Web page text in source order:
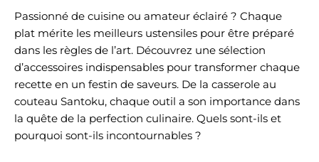
Passionné de cuisine ou amateur éclairé ? Chaque
plat mérite les meilleurs ustensiles pour être préparé
dans les règles de l’art. Découvrez une sélection
d’accessoires indispensables pour transformer chaque
recette en un festin de saveurs. De la casserole au
couteau Santoku, chaque outil a son importance dans
la quête de la perfection culinaire. Quels sont-ils et
pourquoi sont-ils incontournables ?